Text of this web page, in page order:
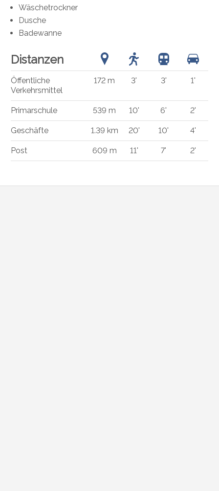
Wäschetrockner
Dusche
Badewanne
Distanzen
Öffentliche
Verkehrsmittel
172 m 3' 3' 1'
Primarschule 539 m 10' 6' 2'
Geschäfte 1.39 km 20' 10' 4'
Post 609 m 11' 7' 2'